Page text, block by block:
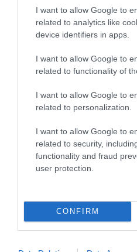
I want to allow Google to
related to analytics like
device identifiers in apps.
I want to allow Google to
related to functionality of
I want to allow Google to
related to personalization.
I want to allow Google to
related to security,
functionality and fraud
user protection.
CONFIRM
Nemzeti Park kisebb
Kérem nap végén
HETI
"Az ember, aki a